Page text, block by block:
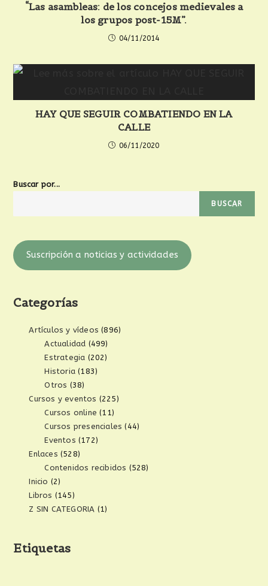
“Las asambleas: de los concejos medievales a
los grupos post-15M”.
04/11/2014
HAY QUE SEGUIR COMBATIENDO EN LA
CALLE
06/11/2020
Buscar por...
BUSCAR
Suscripción a noticias y actividades
Categorías
Artículos y vídeos (896)
Actualidad (499)
Estrategia (202)
Historia (183)
Otros (38)
Cursos y eventos (225)
Cursos online (11)
Cursos presenciales (44)
Eventos (172)
Enlaces (528)
Contenidos recibidos (528)
Inicio (2)
Libros (145)
Z SIN CATEGORIA (1)
Etiquetas